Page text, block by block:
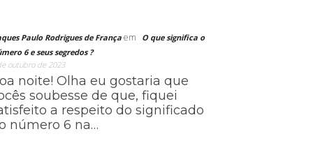
Paulo Rodrigues de França em
O que significa o
6 e seus segredos ?
outubro de 2023
noite! Olha eu gostaria que
soubesse de que, fiquei
a respeito do significado
número 6 na…